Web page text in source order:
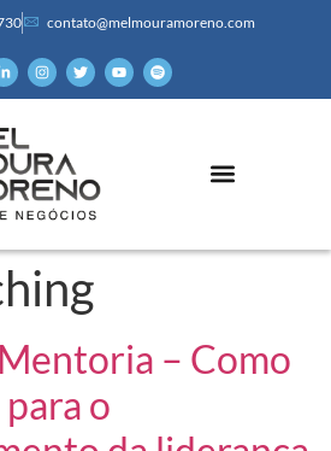
contato@melmouramoreno.com
– Como
o